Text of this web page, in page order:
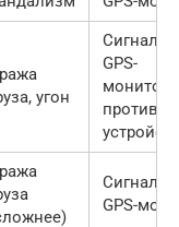
угон
GPS-
GPS-